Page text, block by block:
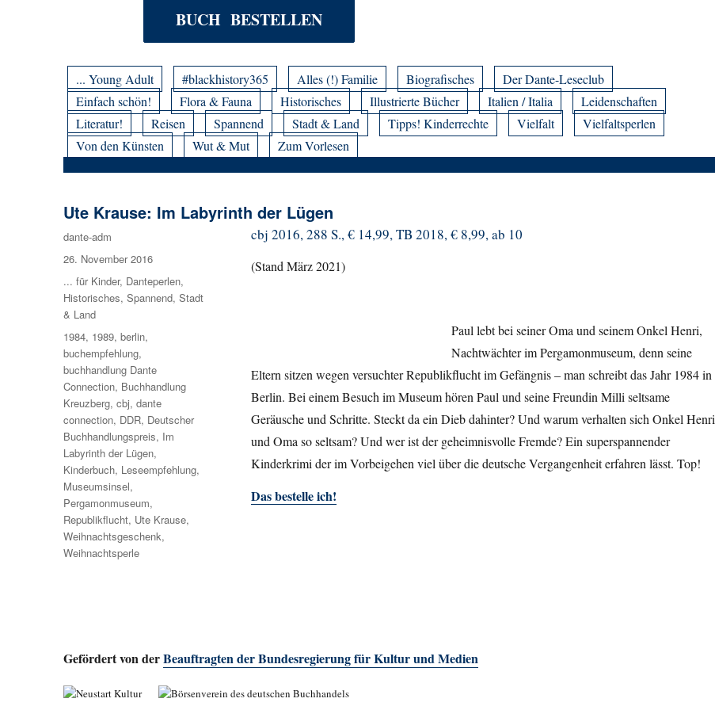
BUCH BESTELLEN
... Young Adult #blackhistory365 Alles (!) Familie Biografisches
Der Dante-Leseclub
Einfach schön!
Flora & Fauna Historisches Illustrierte Bücher Italien / Italia
Leidenschaften
Literatur!
Reisen Spannend Stadt & Land Tipps! Kinderrechte Vielfalt
Vielfaltsperlen
Von den Künsten
Wut & Mut Zum Vorlesen
Ute Krause: Im Labyrinth der Lügen
cbj 2016, 288 S., € 14,99, TB 2018, € 8,99, ab 10
(Stand März 2021)
Paul lebt bei seiner Oma und seinem Onkel Henri,
Nachtwächter im Pergamonmuseum, denn seine
Eltern sitzen wegen versuchter Republikflucht im Gefängnis – man schreibt das Jahr 1984 in
Berlin. Bei einem Besuch im Museum hören Paul und seine Freundin Milli seltsame
Geräusche und Schritte. Steckt da ein Dieb dahinter? Und warum verhalten sich Onkel Henri
und Oma so seltsam? Und wer ist der geheimnisvolle Fremde? Ein superspannender
Kinderkrimi der im Vorbeigehen viel über die deutsche Vergangenheit erfahren lässt. Top!
Das bestelle ich!
Autor
dante-adm
Veröffentlicht
am
26. November 2016
Kategorien
... für Kinder, Danteperlen,
Historisches,Spannend,Stadt
& Land
Schlagwörter
1984, 1989,berlin,
buchempfehlung,
buchhandlung Dante
Connection, Buchhandlung
Kreuzberg,cbj,dante
connection, DDR, Deutscher
Buchhandlungspreis, Im
Labyrinth der Lügen,
Kinderbuch, Leseempfehlung,
Museumsinsel,
Pergamonmuseum,
Republikflucht, Ute Krause,
Weihnachtsgeschenk,
Weihnachtsperle
Gefördert von derBeauftragten der Bundesregierung für Kultur und Medien